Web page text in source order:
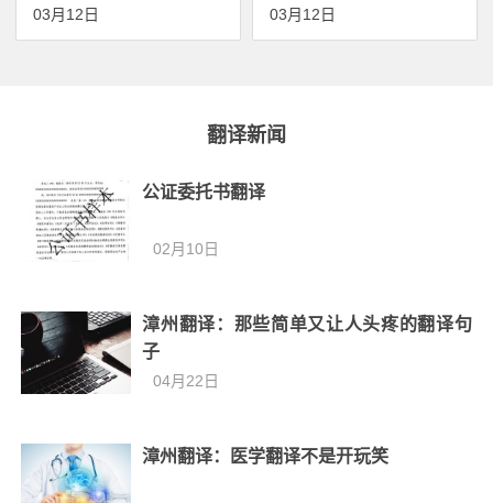
03月12日 03月12日
翻译新闻
公证委托书翻译
02月10日
漳州翻译：那些简单又让人头疼的翻译句
子
04月22日
漳州翻译：医学翻译不是开玩笑